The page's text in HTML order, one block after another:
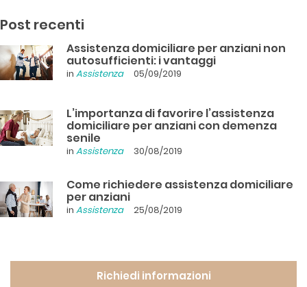
Post recenti
Assistenza domiciliare per anziani non
autosufficienti: i vantaggi
in Assistenza 05/09/2019
L’importanza di favorire l’assistenza
domiciliare per anziani con demenza
senile
in Assistenza 30/08/2019
Come richiedere assistenza domiciliare
per anziani
in Assistenza 25/08/2019
Richiedi informazioni